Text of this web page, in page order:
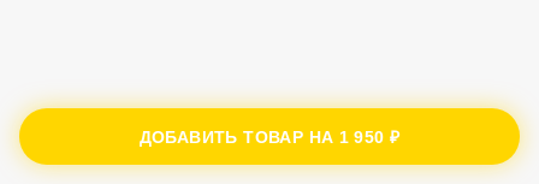
ДОБАВИТЬ ТОВАР НА 1 950 ₽